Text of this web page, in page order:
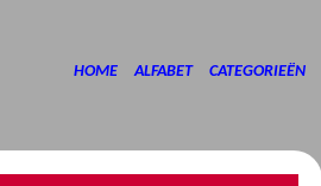
HOME ALFABET CATEGORIEËN